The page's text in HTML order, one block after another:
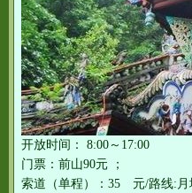
开放时间： 8:00～17:00
门票：前山90元 ；
索道（单程）：35 元/路线: